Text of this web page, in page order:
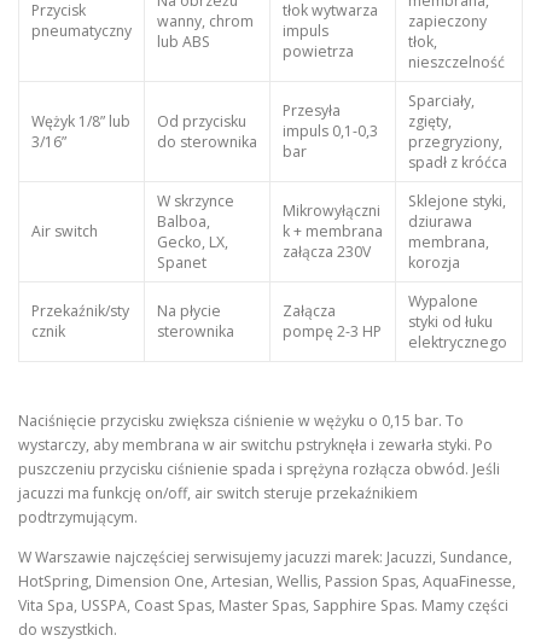
Przycisk
pneumatyczny
wanny, chrom
lub ABS
tłok wytwarza
impuls
powietrza
zapieczony
tłok,
nieszczelność
Wężyk 1/8” lub
3/16”
Od przycisku
do sterownika
Przesyła
impuls 0,1-0,3
bar
Sparciały,
zgięty,
przegryziony,
spadł z króćca
Air switch
W skrzynce
Balboa,
Gecko, LX,
Spanet
Mikrowyłączni
k + membrana
załącza 230V
Sklejone styki,
dziurawa
membrana,
korozja
Przekaźnik/sty
cznik
Na płycie
sterownika
Załącza
pompę 2-3 HP
Wypalone
styki od łuku
elektrycznego
Naciśnięcie przycisku zwiększa ciśnienie w wężyku o 0,15 bar. To
wystarczy, aby membrana w air switchu pstryknęła i zewarła styki. Po
puszczeniu przycisku ciśnienie spada i sprężyna rozłącza obwód. Jeśli
jacuzzi ma funkcję on/off, air switch steruje przekaźnikiem
podtrzymującym.
W Warszawie najczęściej serwisujemy jacuzzi marek: Jacuzzi, Sundance,
HotSpring, Dimension One, Artesian, Wellis, Passion Spas, AquaFinesse,
Vita Spa, USSPA, Coast Spas, Master Spas, Sapphire Spas. Mamy części
do wszystkich.